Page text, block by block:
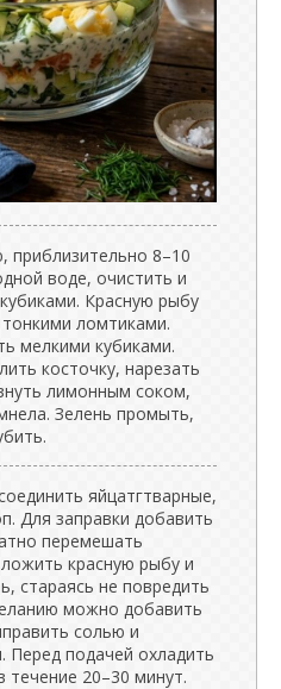
приблизительно 8–10
воде, очистить и
Красную рыбу
ломтиками.
мелкими кубиками.
косточку, нарезать
лимонным соком,
Зелень промыть,
яйцатгтварные,
Для заправки добавить
перемешать
красную рыбу и
стараясь не повредить
можно добавить
солью и
подачей охладить
течение 20–30 минут.